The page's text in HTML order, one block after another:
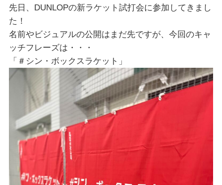
先日、DUNLOPの新ラケット試打会に参加してきまし
た！
名前やビジュアルの公開はまだ先ですが、今回のキャ
ッチフレーズは・・・
「＃シン・ボックスラケット」